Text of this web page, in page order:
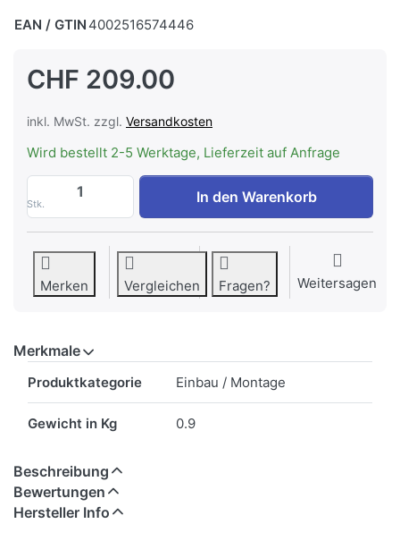
EAN / GTIN 4002516574446
CHF 209.00
inkl. MwSt. zzgl. Versandkosten
Wird bestellt 2-5 Werktage, Lieferzeit auf Anfrage
Stk.
MIELE 7134044 | UBS Laugenpumpe
In den Warenkorb
Merken Vergleichen Fragen? Weitersagen
Merkmale
Produktkategorie Einbau / Montage
Gewicht in Kg 0.9
Beschreibung
Bewertungen
Hersteller Info